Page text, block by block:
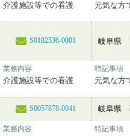
介護施設等での看護 元気な方
S0182536-0001 岐阜県
業務内容
介護施設等での看護
特記事項
元気な方
S0057878-0041 岐阜県
業務内容 特記事項